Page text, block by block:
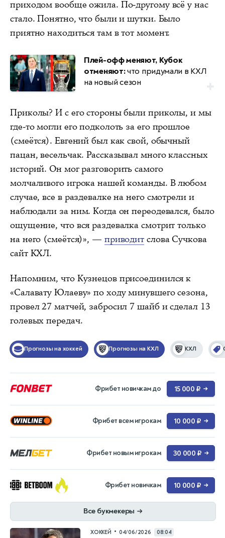
приходом вообще ожила. По-другому всё у нас
стало. Понятно, что были и шутки. Было
приятно находиться там в тот момент.
Плей-офф меняют, Кубок
отменяют:что придумали в КХЛ
на новый сезон
Приколы? И с его стороны были приколы, и мы
где-то могли его подколоть за его прошлое
(смеётся). Евгений был как свой, обычный
пацан, весельчак. Рассказывал много классных
историй. Он мог разговорить самого
молчаливого игрока нашей команды. В любом
случае, все в раздевалке на него смотрели и
наблюдали за ним. Когда он переодевался, было
ощущение, что вся раздевалка смотрит только
на него (смеётся)», — приводит слова Сучкова
сайт КХЛ.
Напомним, что Кузнецов присоединился к
«Салавату Юлаеву» по ходу минувшего сезона,
провел 27 матчей, забросил 7 шайб и сделал 13
голевых передач.
Прогнозы на хоккей Прогнозы на КХЛ КХЛ
Фрибет новичкам до 15 000 ₽ →
Фрибет всем игрокам 10 000 ₽ →
Фрибет новым игрокам 30 000 ₽ →
Фрибет новичкам 10 000 ₽ →
Все букмекеры →
ХОККЕЙ • 04/06/2026 08:04